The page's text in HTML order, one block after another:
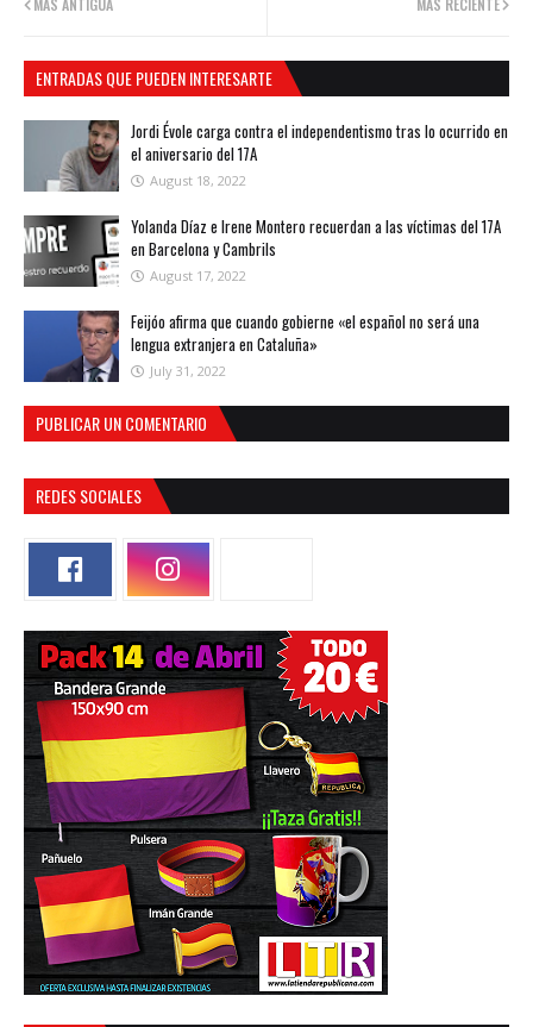
ENTRADAS QUE PUEDEN INTERESARTE
Jordi Évole carga contra el independentismo tras lo ocurrido en
el aniversario del 17A
August 18, 2022
Yolanda Díaz e Irene Montero recuerdan a las víctimas del 17A
en Barcelona y Cambrils
August 17, 2022
Feijóo afirma que cuando gobierne «el español no será una
lengua extranjera en Cataluña»
July 31, 2022
PUBLICAR UN COMENTARIO
REDES SOCIALES